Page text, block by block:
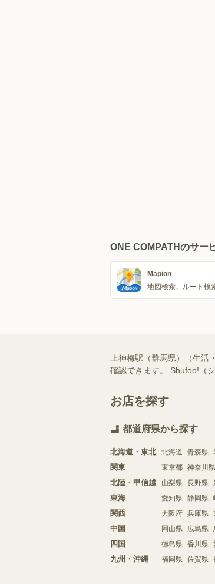
ONE COMPATHのサー
Mapion
地図検索、ルート検
上神梅駅（群馬県）（生
確認できます。 Shufoo!（
お店を探す
都道府県から探す
北海道・東北 北海道 青森県
関東 東京都 神奈川県
北陸・甲信越 山梨県 長野県
東海 愛知県 静岡県
関西 大阪府 兵庫県
中国 岡山県 広島県
四国 徳島県 香川県
九州・沖縄 福岡県 佐賀県